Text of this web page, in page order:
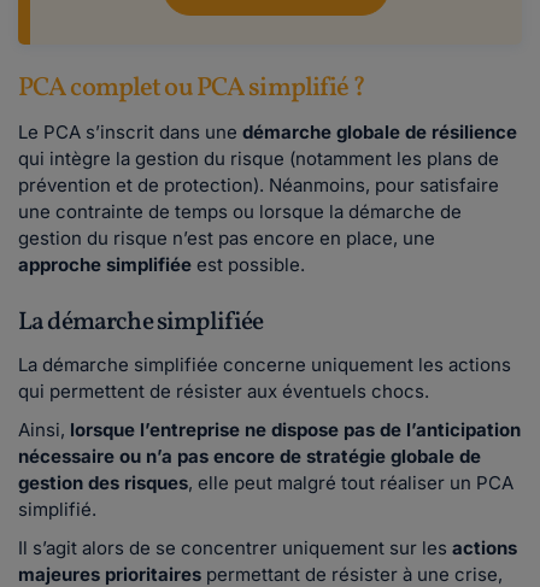
PCA complet ou PCA simplifié ?
Le PCA s’inscrit dans une démarche globale de résilience
qui intègre la gestion du risque (notamment les plans de
prévention et de protection). Néanmoins, pour satisfaire
une contrainte de temps ou lorsque la démarche de
gestion du risque n’est pas encore en place, une
approche simplifiée est possible.
La démarche simplifiée
La démarche simplifiée concerne uniquement les actions
qui permettent de résister aux éventuels chocs.
Ainsi, lorsque l’entreprise ne dispose pas de l’anticipation
nécessaire ou n’a pas encore de stratégie globale de
gestion des risques, elle peut malgré tout réaliser un PCA
simplifié.
Il s’agit alors de se concentrer uniquement sur les actions
majeures prioritaires permettant de résister à une crise,